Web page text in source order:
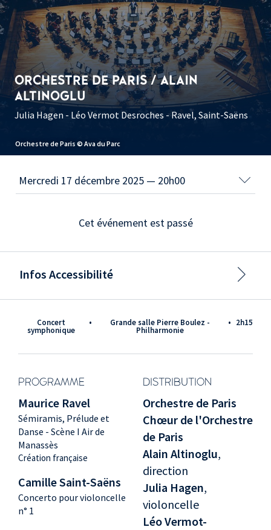
Orchestre de Paris © Ava du Parc
ORCHESTRE DE PARIS / ALAIN
ALTINOGLU
Julia Hagen - Léo Vermot Desroches - Ravel, Saint-Saëns
Concert
symphonique
• Grande salle Pierre Boulez -
Philharmonie
• 2h15
PROGRAMME DISTRIBUTION
Maurice Ravel
Sémiramis, Prélude et
Danse - Scène I Air de
Manassès
Création française
Camille Saint-Saëns
Concerto pour violoncelle
n° 1
Orchestre de Paris
Chœur de l'Orchestre
de Paris
Alain Altinoglu,
direction
Julia Hagen,
violoncelle
Léo Vermot-
Cet événement est passé
Infos Accessibilité